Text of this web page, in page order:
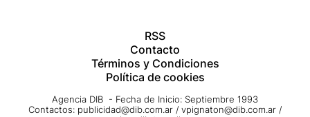
RSS
Contacto
Términos y Condiciones
Política de cookies
Agencia DIB - Fecha de Inicio: Septiembre 1993
Contactos: publicidad@dib.com.ar / vpignaton@dib.com.ar /